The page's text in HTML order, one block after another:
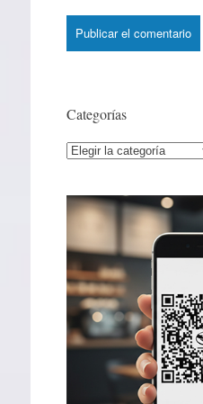
Categorías
Categorías